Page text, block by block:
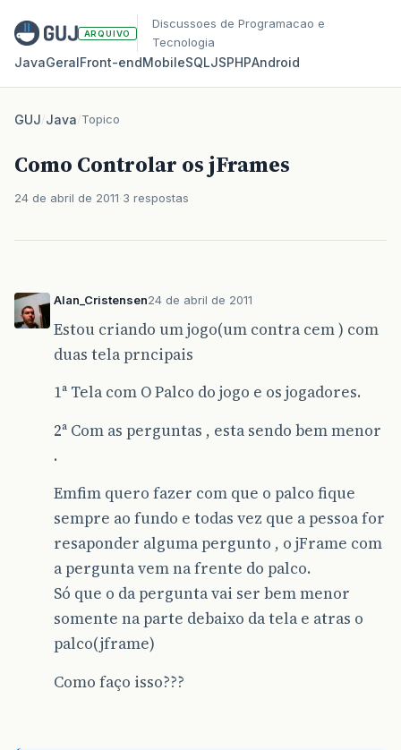
ARQUIVO
Discussoes de Programacao e
Tecnologia
JavaGeralFront‑endMobileSQLJSPHPAndroid
GUJ/Java/Topico
Como Controlar os jFrames
24 de abril de 2011 3 respostas
Alan_Cristensen24 de abril de 2011
Estou criando um jogo(um contra cem ) com
duas tela prncipais
1ª Tela com O Palco do jogo e os jogadores.
2ª Com as perguntas , esta sendo bem menor
.
Emfim quero fazer com que o palco fique
sempre ao fundo e todas vez que a pessoa for
resaponder alguma pergunto , o jFrame com
a pergunta vem na frente do palco.
Só que o da pergunta vai ser bem menor
somente na parte debaixo da tela e atras o
palco(jframe)
Como faço isso???